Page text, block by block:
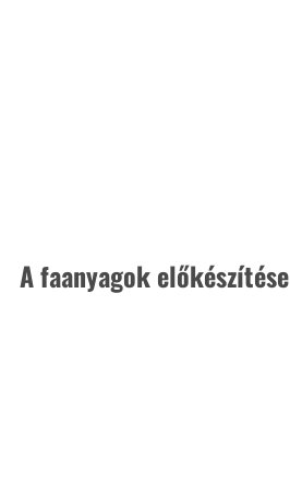
A faanyagok előkészítése